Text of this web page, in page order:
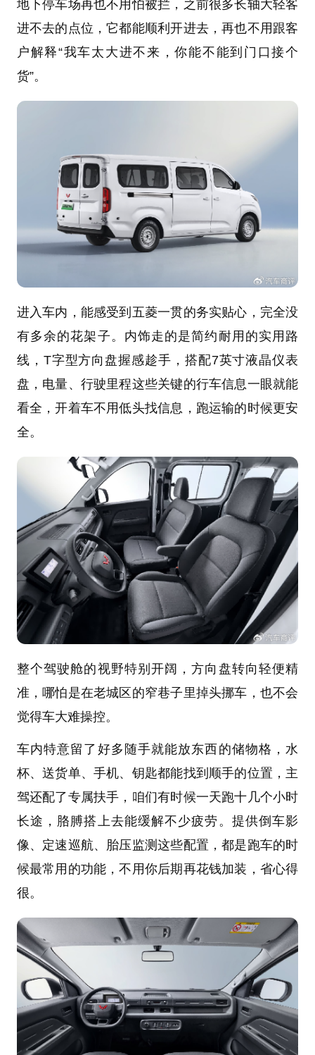
地下停车场再也不用怕被拦，之前很多长轴大轻客
进不去的点位，它都能顺利开进去，再也不用跟客
户解释“我车太大进不来，你能不能到门口接个
货”。
进入车内，能感受到五菱一贯的务实贴心，完全没
有多余的花架子。内饰走的是简约耐用的实用路
线，T字型方向盘握感趁手，搭配7英寸液晶仪表
盘，电量、行驶里程这些关键的行车信息一眼就能
看全，开着车不用低头找信息，跑运输的时候更安
全。
整个驾驶舱的视野特别开阔，方向盘转向轻便精
准，哪怕是在老城区的窄巷子里掉头挪车，也不会
觉得车大难操控。
车内特意留了好多随手就能放东西的储物格，水
杯、送货单、手机、钥匙都能找到顺手的位置，主
驾还配了专属扶手，咱们有时候一天跑十几个小时
长途，胳膊搭上去能缓解不少疲劳。提供倒车影
像、定速巡航、胎压监测这些配置，都是跑车的时
候最常用的功能，不用你后期再花钱加装，省心得
很。